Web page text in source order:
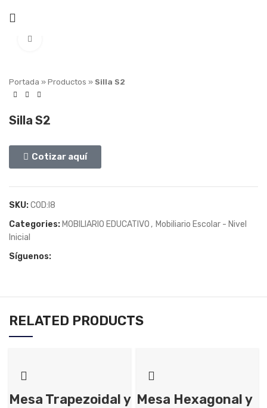
Portada » Productos » Silla S2
Silla S2
Cotizar aquí
SKU:COD:I8
Categories: MOBILIARIO EDUCATIVO , Mobiliario Escolar - Nivel
Inicial
Síguenos:
RELATED PRODUCTS
Mesa Trapezoidal y Mesa Hexagonal y